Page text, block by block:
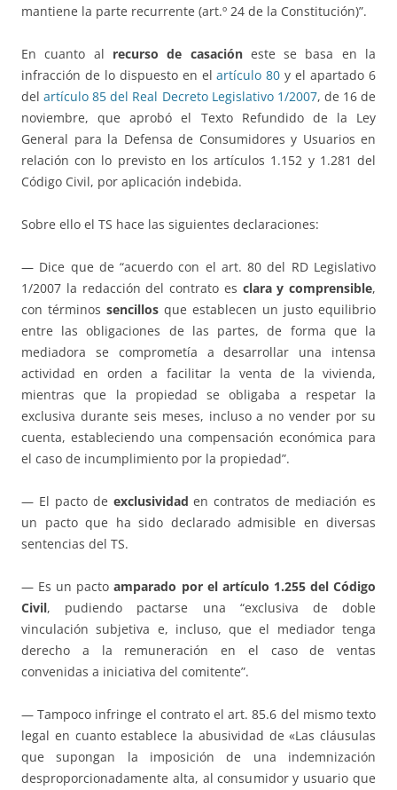
mantiene la parte recurrente (art.º 24 de la Constitución)”.
En cuanto al recurso de casacióneste se basa en la
infracción de lo dispuesto en elartículo 80 y el apartado 6
delartículo 85 del Real Decreto Legislativo 1/2007, de 16 de
noviembre, que aprobó el Texto Refundido de la Ley
General para la Defensa de Consumidores y Usuarios en
relación con lo previsto en los artículos 1.152 y 1.281 del
Código Civil, por aplicación indebida.
Sobre ello el TS hace las siguientes declaraciones:
— Dice que de “acuerdo con el art. 80 del RD Legislativo
1/2007 la redacción del contrato es clara y comprensible,
con términos sencillos que establecen un justo equilibrio
entre las obligaciones de las partes, de forma que la
mediadora se comprometía a desarrollar una intensa
actividad en orden a facilitar la venta de la vivienda,
mientras que la propiedad se obligaba a respetar la
exclusiva durante seis meses, incluso a no vender por su
cuenta, estableciendo una compensación económica para
el caso de incumplimiento por la propiedad”.
— El pacto de exclusividaden contratos de mediación es
un pacto que ha sido declarado admisible en diversas
sentencias del TS.
— Es un pactoamparado por el artículo 1.255 del Código
Civil, pudiendo pactarse una “exclusiva de doble
vinculación subjetiva e, incluso, que el mediador tenga
derecho a la remuneración en el caso de ventas
convenidas a iniciativa del comitente”.
— Tampoco infringe el contrato el art. 85.6 del mismo texto
legal en cuanto establece la abusividad de «Las cláusulas
que supongan la imposición de una indemnización
desproporcionadamente alta, al consumidor y usuario que